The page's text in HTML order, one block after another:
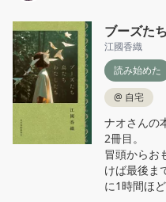
ブーズた
江國香織
読み始めた
@ 自宅
ナオさんの
2冊目。
冒頭からお
けば最後ま
に1時間ほ